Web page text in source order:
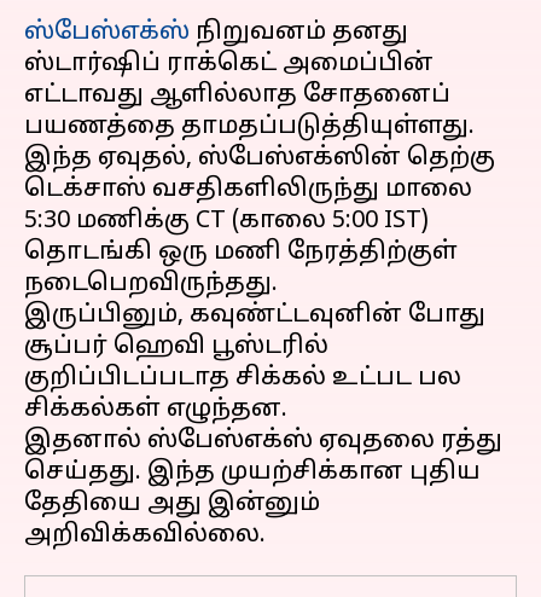
ஸ்பேஸ்எக்ஸ் நிறுவனம் தனது
ஸ்டார்ஷிப் ராக்கெட் அமைப்பின்
எட்டாவது ஆளில்லாத சோதனைப்
பயணத்தை தாமதப்படுத்தியுள்ளது.
இந்த ஏவுதல், ஸ்பேஸ்எக்ஸின் தெற்கு
டெக்சாஸ் வசதிகளிலிருந்து மாலை
5:30 மணிக்கு CT (காலை 5:00 IST)
தொடங்கி ஒரு மணி நேரத்திற்குள்
நடைபெறவிருந்தது.
இருப்பினும், கவுண்ட்டவுனின் போது
சூப்பர் ஹெவி பூஸ்டரில்
குறிப்பிடப்படாத சிக்கல் உட்பட பல
சிக்கல்கள் எழுந்தன.
இதனால் ஸ்பேஸ்எக்ஸ் ஏவுதலை ரத்து
செய்தது. இந்த முயற்சிக்கான புதிய
தேதியை அது இன்னும்